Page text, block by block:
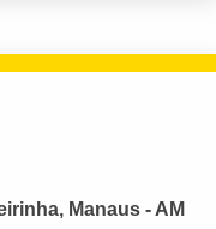
Manaus - AM